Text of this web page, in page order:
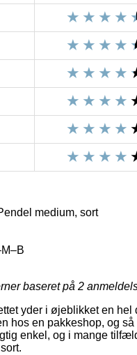
medium, sort
baseret på 2
yder i øjeblikket en
hos en pakkeshop, og
enkel, og i mange